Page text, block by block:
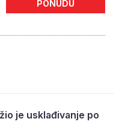
PONUDU
je usklađivanje po